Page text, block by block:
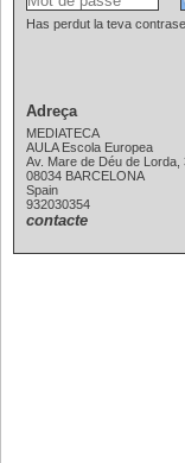
Has perdut la teva
Adreça
MEDIATECA
AULA Escola Europea
Av. Mare de Déu de Lorda,
08034 BARCELONA
Spain
932030354
contacte